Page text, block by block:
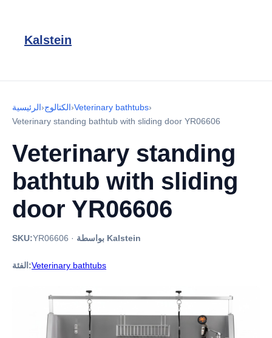
Kalstein
الرئيسية›الكتالوج›Veterinary bathtubs›
Veterinary standing bathtub with sliding door YR06606
Veterinary standing
bathtub with sliding
door YR06606
SKU:YR06606 · بواسطة Kalstein
الفئة:Veterinary bathtubs